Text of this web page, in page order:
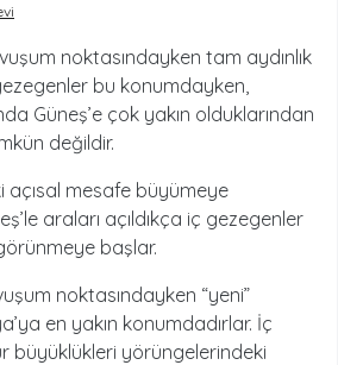
noktasındayken tam aydınlık
bu konumdayken,
Güneş’e çok yakın olduklarından
değildir.
açısal mesafe büyümeye
araları açıldıkça iç gezegenler
başlar.
noktasındayken “yeni”
en yakın konumdadırlar. İç
büyüklükleri yörüngelerindeki